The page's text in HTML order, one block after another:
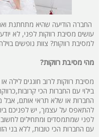
החברה הודיעה שהיא מתחתנת
עושים מסיבת רווקות לפני, לא
למסיבת רווקות? צוות נופשים
מהי מסיבת רווקות?
מסיבת רווקות לרוב חוגגים לילה
בילוי עם החברות הכי
החברות או שלא תראי אותם, אבל
להתאפס על עצמך, יש לפניכם
לפני שמתמסדים ומתחילים לחשוב
עם החברות הכי טובות, ללא בני